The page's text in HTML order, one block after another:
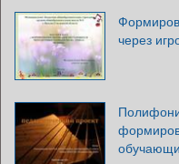
через